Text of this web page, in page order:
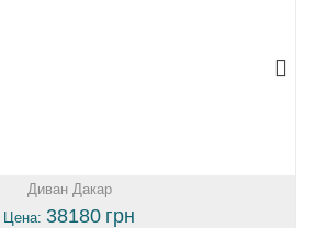
Диван Дакар
Цена: 38180 грн